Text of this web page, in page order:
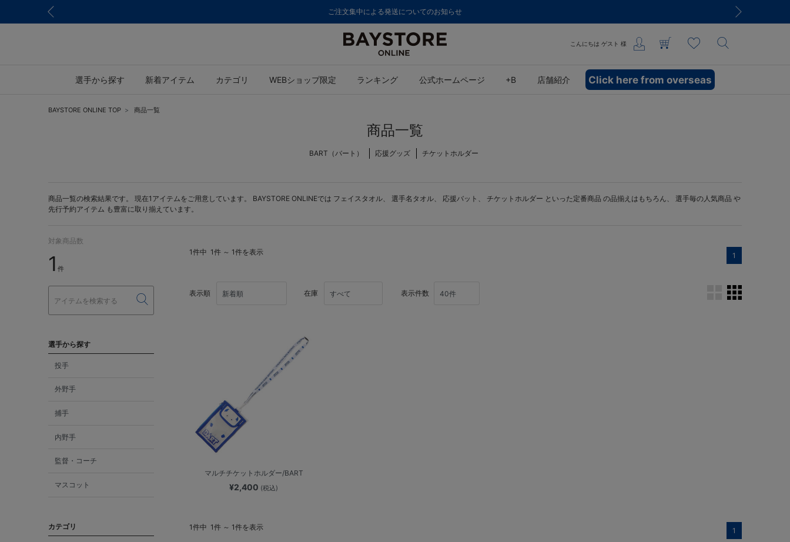
ご注文集中による発送についてのお知らせ
こんにちは ゲスト 様
選手から探す 新着アイテム カテゴリ WEBショップ限定 ランキング 公式ホームページ +B 店舗紹介 Click here from overseas
BAYSTORE ONLINE TOP 商品一覧
商品一覧
BART（バート） 応援グッズ チケットホルダー
商品一覧の検索結果です。 現在1アイテムをご用意しています。 BAYSTORE ONLINEでは フェイスタオル、 選手名タオル、 応援バット 、 チケットホルダー といった定番商品 の品揃えはもちろん、 選手毎の人気商品 や
先行予約アイテム も豊富に取り揃えています。
対象商品数
1 件
選手から探す
投手
外野手
捕手
内野手
監督・コーチ
マスコット
カテゴリ
1件中 1件 ～ 1件を表示 1
表示順 在庫 表示件数
マルチチケットホルダー/BART
¥2,400 (税込)
1件中 1件 ～ 1件を表示 1